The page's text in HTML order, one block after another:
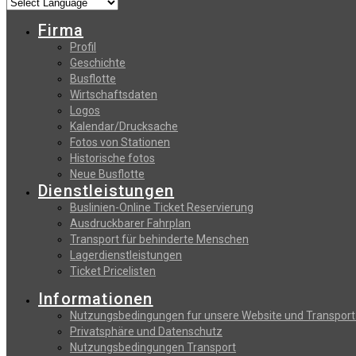
Firma
Profil
Geschichte
Busflotte
Wirtschaftsdaten
Logos
Kalendar/Drucksache
Fotos von Stationen
Historische fotos
Neue Busflotte
Dienstleistungen
Buslinien-Online Ticket Reservierung
Αusdruckbarer Fahrplan
Transport für behinderte Menschen
Lagerdienstleistungen
Ticket Pricelisten
Informationen
Nutzungsbedingungen fur unsere Website und
Privatsphäre und Datenschutz
Nutzungsbedingungen Transport